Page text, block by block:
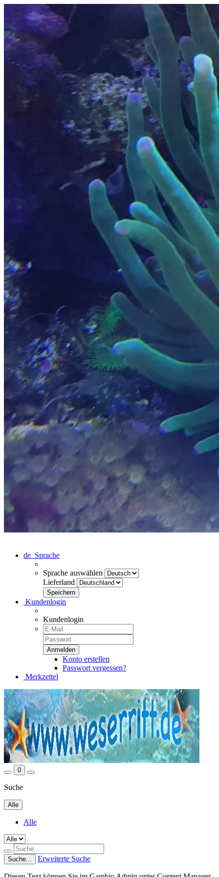
de Sprache
Sprache auswählen
Lieferland
Kundenlogin
Kundenlogin
Konto erstellen
Passwort vergessen?
Merkzettel
0
Suche
Alle
Alle
Suche... Erweiterte Suche